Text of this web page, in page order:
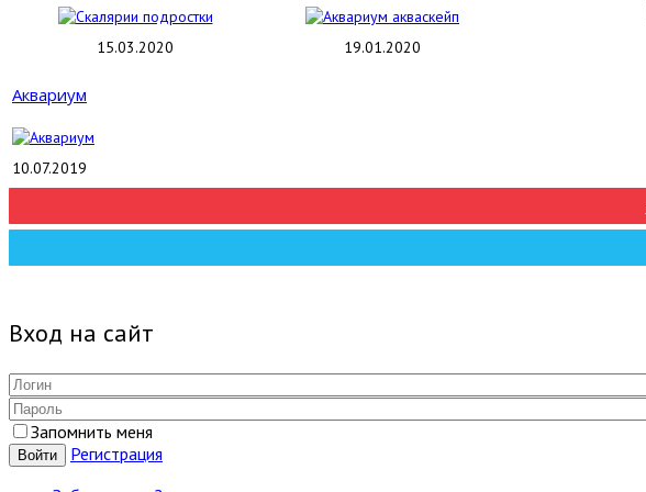
15.03.2020 19.01.2020
Аквариум
10.07.2019
Вход на сайт
Запомнить меня
Войти
Регистрация